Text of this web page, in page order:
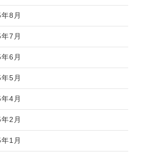
8月
7月
6月
5月
4月
2月
1月